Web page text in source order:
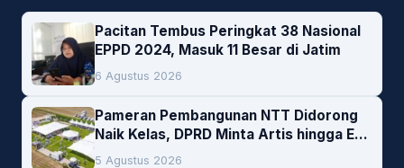
Pacitan Tembus Peringkat 38 Nasional
EPPD 2024, Masuk 11 Besar di Jatim
6 Agustus 2026
Pameran Pembangunan NTT Didorong
Naik Kelas, DPRD Minta Artis hingga EO
Lokal Jadi Prioritas
5 Agustus 2026